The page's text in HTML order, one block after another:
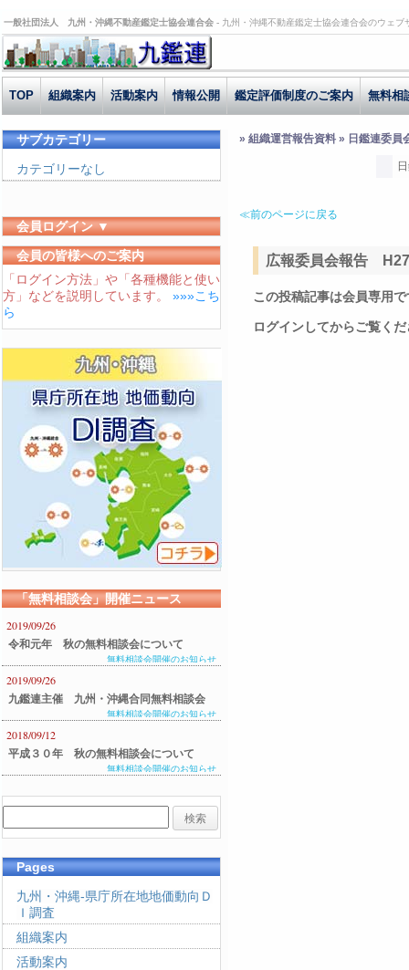
一般社団法人 九州・沖縄不動産鑑定士協会連合会 - 九州・沖縄不動産鑑定士協会連合会のウェ
TOP 組織案内 活動案内 情報公開 鑑定評価制度のご案内 無料相
» 組織運営報告資料 » 日鑑連委員
≪前のページに戻る
広報委員会報告
この投稿記事は会員専用
ログインしてからご覧く
サブカテゴリー
カテゴリーなし
会員ログイン ▼
ユーザーID
パスワード
会員の皆様へのご案内
「ログイン方法」や「各種機能と使い
方」などを説明しています。 »»»こち
ら
「無料相談会」開催ニュース
2019/09/26
令和元年 秋の無料相談会について
無料相談会開催のお知らせ
2019/09/26
九鑑連主催 九州・沖縄合同無料相談会
のご案内
無料相談会開催のお知らせ
2018/09/12
平成３０年 秋の無料相談会について
無料相談会開催のお知らせ
Pages
九州・沖縄-県庁所在地地価動向Ｄ
Ｉ調査
組織案内
活動案内